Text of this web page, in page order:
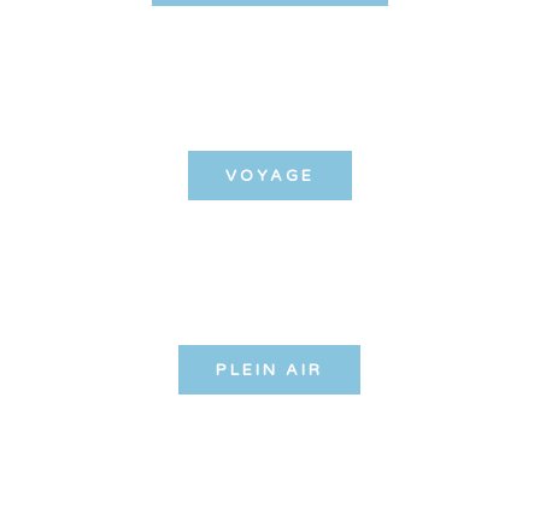
VOYAGE
PLEIN AIR